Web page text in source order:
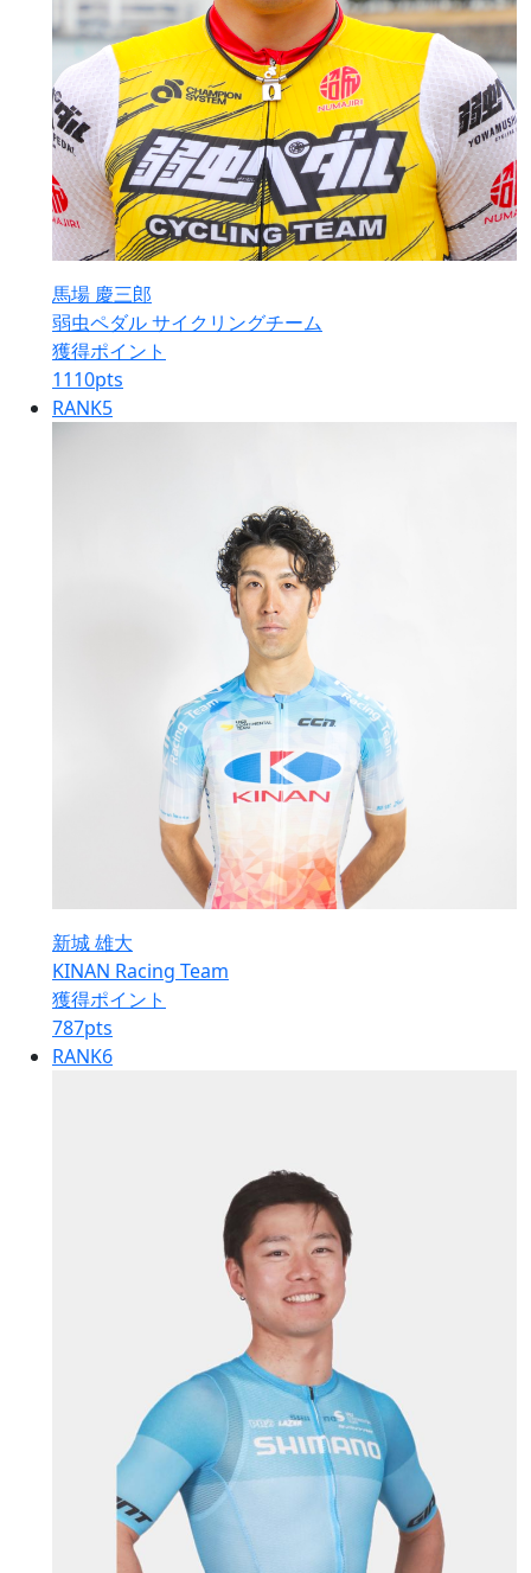
馬場 慶三郎
弱虫ペダル サイクリングチーム
獲得ポイント
1110pts
RANK5
新城 雄大
KINAN Racing Team
獲得ポイント
787pts
RANK6